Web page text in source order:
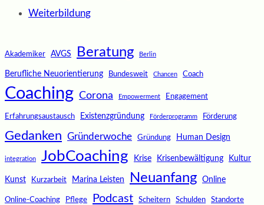
Weiterbildung
Akademiker AVGS Beratung Berlin
Berufliche Neuorientierung Bundesweit Chancen Coach
Coaching Corona Empowerment Engagement
Erfahrungsaustausch Existenzgründung Förderprogramm Förderung
Gedanken Gründerwoche Gründung Human Design
integration JobCoaching Krise Krisenbewältigung Kultur
Kunst Kurzarbeit Marina Leisten Neuanfang Online
Online-Coaching Pflege Podcast Scheitern Schulden Standorte